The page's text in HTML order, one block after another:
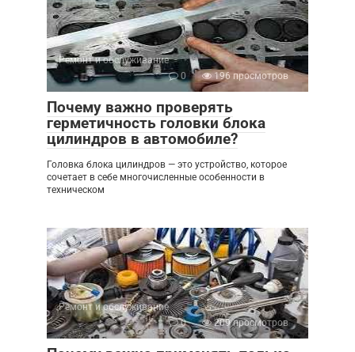
Ремонт и обслуживание
0
196 просмотров
Почему важно проверять
герметичность головки блока
цилиндров в автомобиле?
Головка блока цилиндров — это устройство, которое
сочетает в себе многочисленные особенности в
техническом
Ремонт и обслуживание
0
209 просмотров